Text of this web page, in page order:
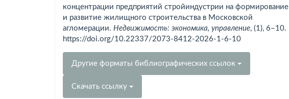
концентрации предприятий стройиндустрии на формирование
и развитие жилищного строительства в Московской
агломерации.Недвижимость: экономика, управление, (1), 6–10.
https://doi.org/10.22337/2073-8412-2026-1-6-10
Другие форматы библиографических ссылок
Скачать ссылку